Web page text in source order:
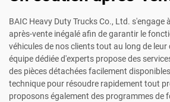
BAIC Heavy Duty Trucks Co., Ltd. s'engage
après-vente inégalé afin de garantir le
véhicules de nos clients tout au long de leur
équipe dédiée d'experts propose des
des pièces détachées facilement
technique pour résoudre rapidement tout
proposons également des programmes de